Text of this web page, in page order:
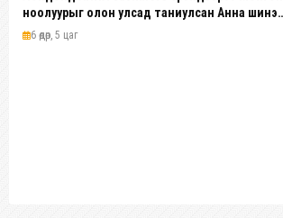
ноолуурыг олон улсад таниулсан Анна шинэ
платформ бүтээж байна
6 өдөр, 5 цаг